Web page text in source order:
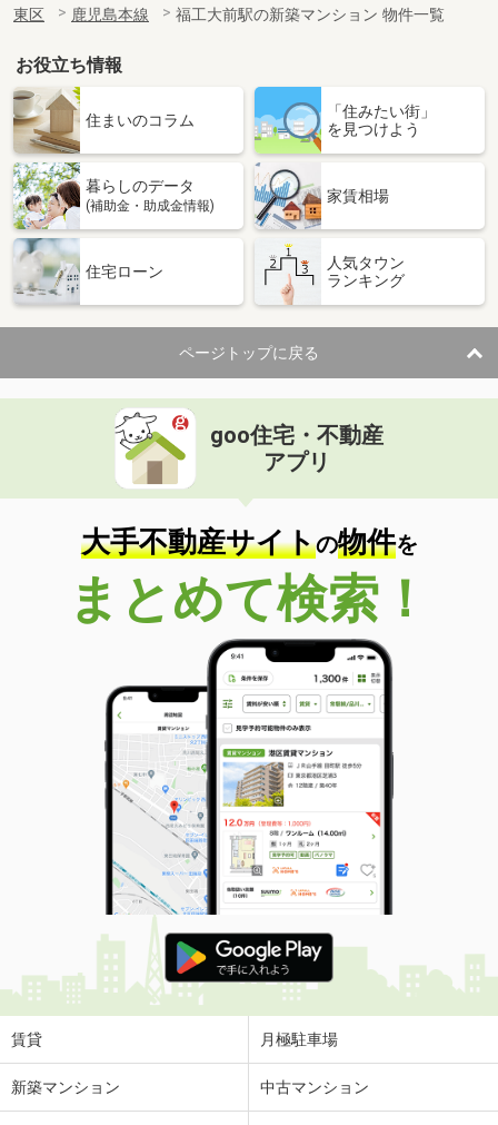
東区
鹿児島本線 福工大前駅の新築マンション 物件一覧
お役立ち情報
住まいのコラム
「住みたい街」
を見つけよう
暮らしのデータ
(補助金・助成金情報)
家賃相場
住宅ローン
人気タウン
ランキング
ページトップに戻る
goo住宅・不動産
アプリ
大手不動産サイトの物件を
まとめて検索！
賃貸 月極駐車場
新築マンション 中古マンション